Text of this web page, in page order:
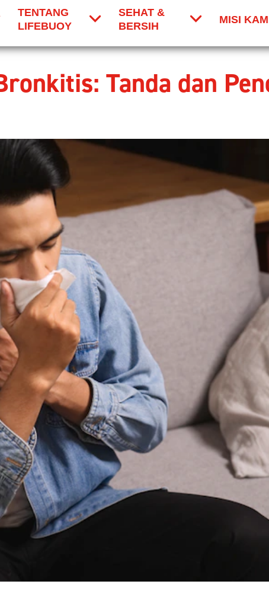
TENTANG
LIFEBUOY
SEHAT &
BERSIH
MISI
Tanda dan